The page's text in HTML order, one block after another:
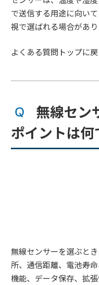
で送信する用途に向い
視で選ばれる場合があり
よくある質問トップに
無線セン
ポイントは何
無線センサーを選ぶと
所、通信距離、電池寿
機能、データ保存、拡